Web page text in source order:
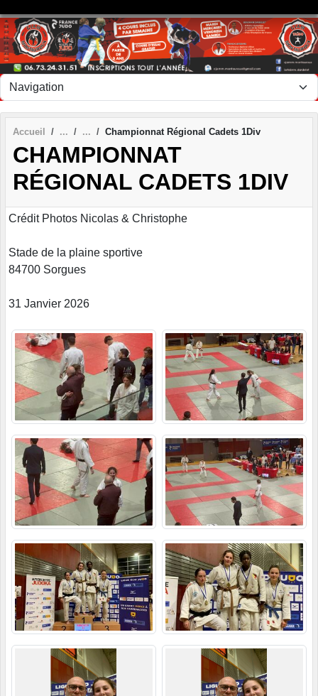
Accueil Championnat Régional Cadets 1Div
CHAMPIONNAT
RÉGIONAL CADETS 1DIV
Crédit Photos Nicolas & Christophe
Stade de la plaine sportive
84700 Sorgues
31 Janvier 2026